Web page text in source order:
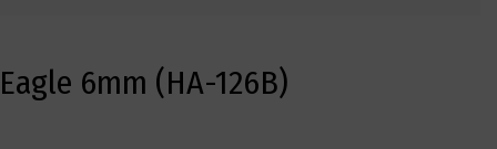
6mm (HA-126B)